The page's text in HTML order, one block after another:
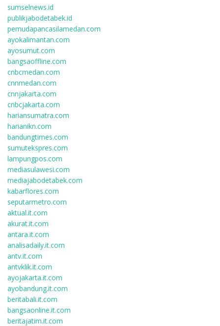
sumselnews.id
publikjabodetabek.id
pemudapancasilamedan.com
ayokalimantan.com
ayosumut.com
bangsaoffline.com
cnbcmedan.com
cnnmedan.com
cnnjakarta.com
cnbcjakarta.com
hariansumatra.com
harianikn.com
bandungtimes.com
sumutekspres.com
lampungpos.com
mediasulawesi.com
mediajabodetabek.com
kabarflores.com
seputarmetro.com
aktual.it.com
akurat.it.com
antara.it.com
analisadaily.it.com
antv.it.com
antvklik.it.com
ayojakarta.it.com
ayobandung.it.com
beritabali.it.com
bangsaonline.it.com
beritajatim.it.com